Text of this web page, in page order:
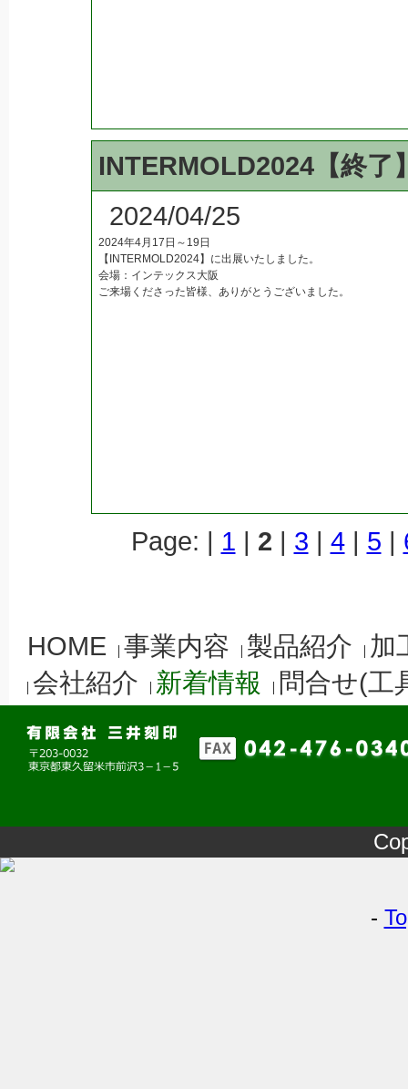
INTERMOLD2024【終了
2024/04/25
2024年4月17日～19日
【INTERMOLD2024】に出展いたしました。
会場：インテックス大阪
ご来場くださった皆様、ありがとうございました。
Page: | 1 | 2 | 3 | 4| 5 |
HOME 事業内容 製品紹介
加
会社紹介
新着情報 問合せ(工
-